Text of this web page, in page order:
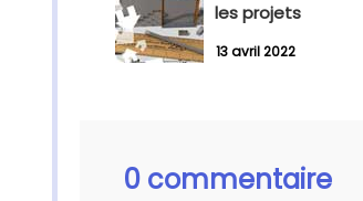
les projets
13 avril 2022
0 commentaire